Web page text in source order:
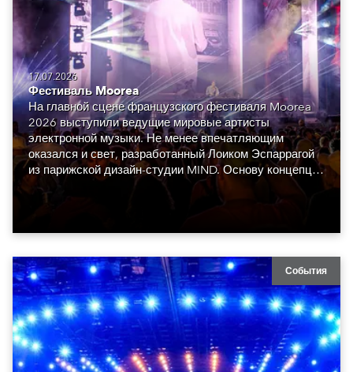
17.07.2026
Фестиваль Moorea
На главной сцене французского фестиваля Moorea
2026 выступили ведущие мировые артисты
электронной музыки. Не менее впечатляющим
оказался и свет, разработанный Лоиком Эспаррагой
из парижской дизайн-студии MIND. Основу концепции
составили сорок восемь Robe GigaPointe.
События